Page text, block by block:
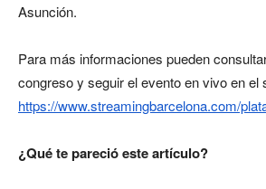
Asunción.
Para más informaciones pueden
congreso y seguir el evento en vivo en el
https://www.streamingbarcelona.com/
¿Qué te pareció este artículo?